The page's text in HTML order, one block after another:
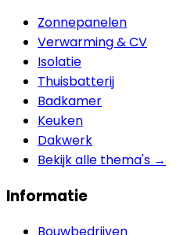
Zonnepanelen
Verwarming & CV
Isolatie
Thuisbatterij
Badkamer
Keuken
Dakwerk
Bekijk alle thema's →
Informatie